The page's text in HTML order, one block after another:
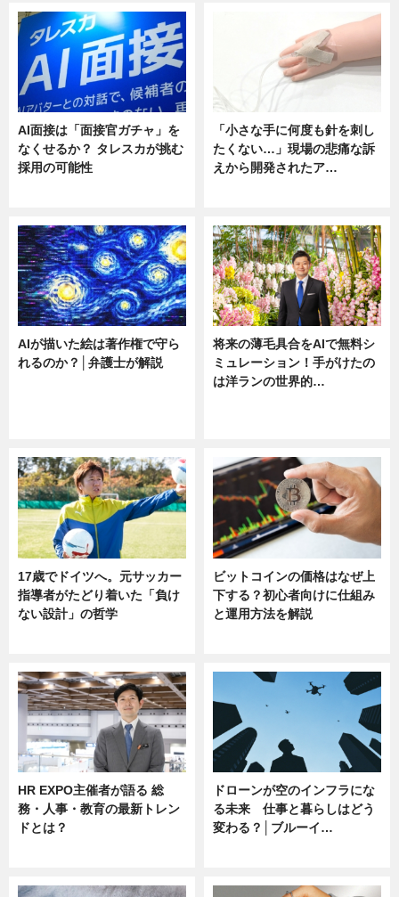
AI面接は「面接官ガチャ」を
なくせるか？ タレスカが挑む
採用の可能性
「小さな手に何度も針を刺し
たくない…」現場の悲痛な訴
えから開発されたア…
AIが描いた絵は著作権で守ら
れるのか？│弁護士が解説
将来の薄毛具合をAIで無料シ
ミュレーション！手がけたの
は洋ランの世界的…
17歳でドイツへ。元サッカー
指導者がたどり着いた「負け
ない設計」の哲学
ビットコインの価格はなぜ上
下する？初心者向けに仕組み
と運用方法を解説
HR EXPO主催者が語る 総
務・人事・教育の最新トレン
ドとは？
ドローンが空のインフラにな
る未来 仕事と暮らしはどう
変わる？│ブルーイ…